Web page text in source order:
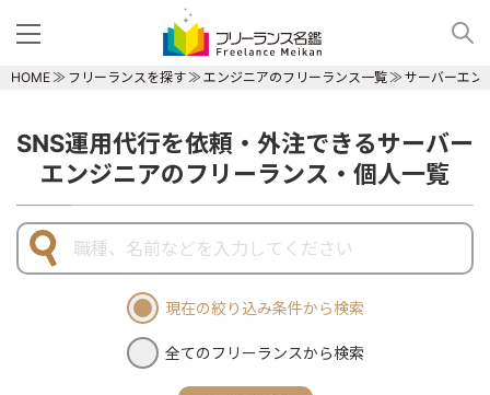
HOME フリーランスを探す エンジニアのフリーランス一覧 サーバーエン
SNS運用代行を依頼・外注できるサーバー
エンジニアのフリーランス・個人一覧
現在の絞り込み条件から検索
全てのフリーランスから検索